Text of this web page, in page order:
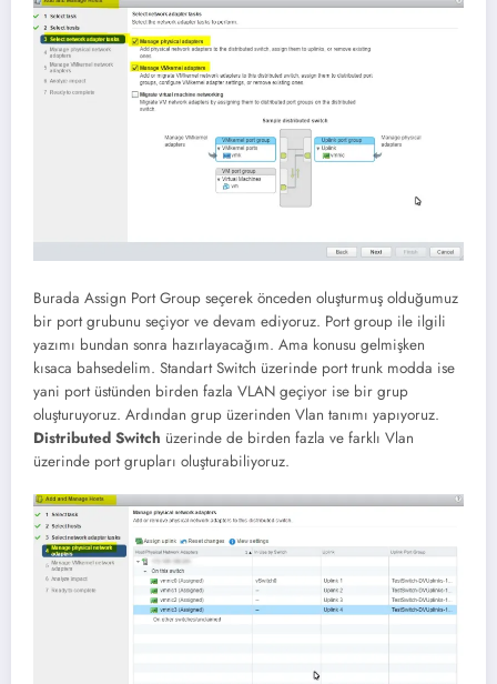
Burada Assign Port Group seçerek önceden oluşturmuş olduğumuz
bir port grubunu seçiyor ve devam ediyoruz. Port group ile ilgili
yazımı bundan sonra hazırlayacağım. Ama konusu gelmişken
kısaca bahsedelim. Standart Switch üzerinde port trunk modda ise
yani port üstünden birden fazla VLAN geçiyor ise bir grup
oluşturuyoruz. Ardından grup üzerinden Vlan tanımı yapıyoruz.
Distributed Switch üzerinde de birden fazla ve farklı Vlan
üzerinde port grupları oluşturabiliyoruz.